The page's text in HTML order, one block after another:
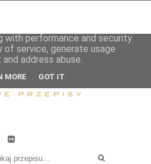
Google to deliver its services
with performance and security
service, generate usage
address abuse.
MORE GOT IT